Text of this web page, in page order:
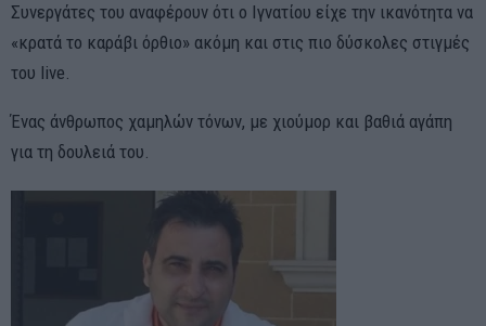
Συνεργάτες του αναφέρουν ότι ο Ιγνατίου είχε την ικανότητα να
«κρατά το καράβι όρθιο» ακόμη και στις πιο δύσκολες στιγμές
του live.
Ένας άνθρωπος χαμηλών τόνων, με χιούμορ και βαθιά αγάπη
για τη δουλειά του.